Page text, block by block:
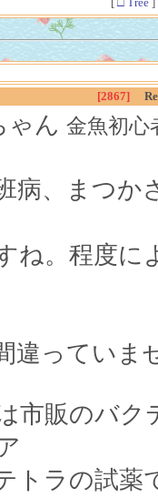
[2867]
ゃん 金魚初心
病、まつか
ね。程度に
違っていま
市販のバク
トラの試薬